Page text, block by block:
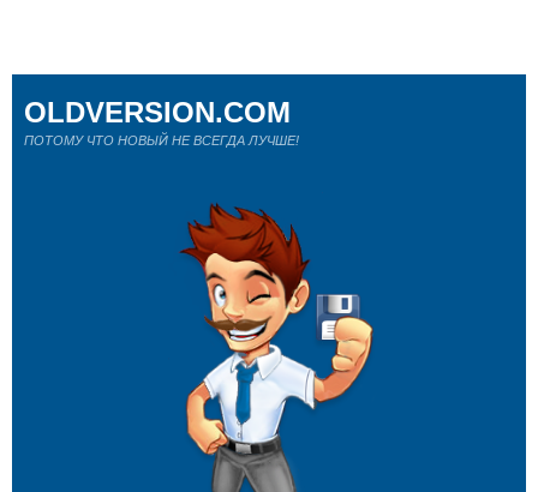
OLDVERSION.COM
ПОТОМУ ЧТО НОВЫЙ НЕ ВСЕГДА ЛУЧШЕ!